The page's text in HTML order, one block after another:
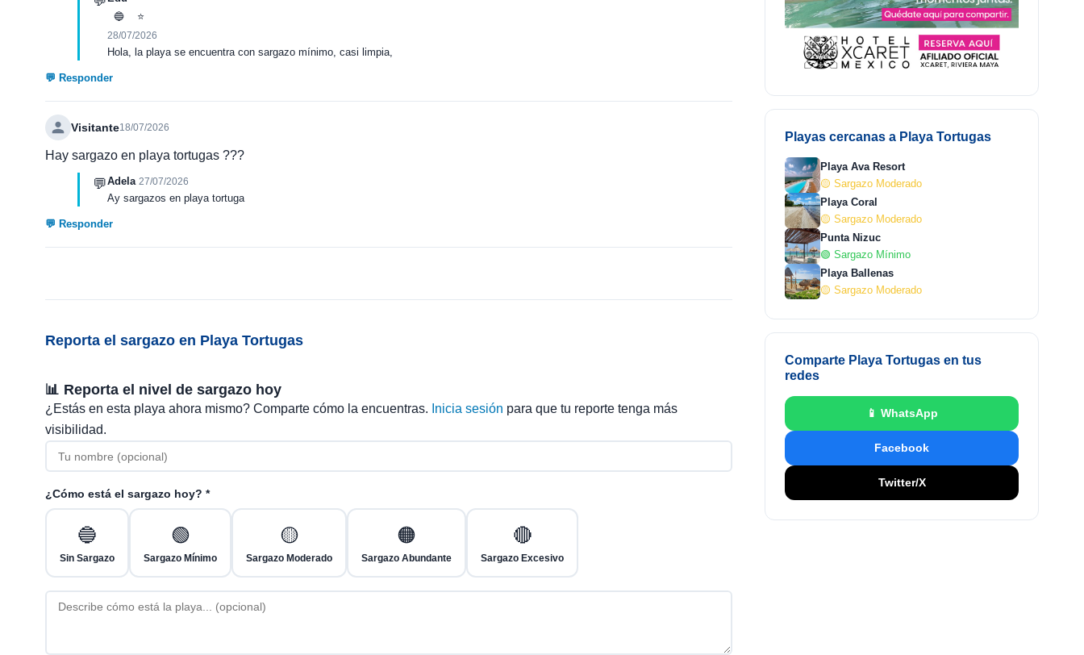
🔵
⭐
28/07/2026
Hola, la playa se encuentra con sargazo mínimo, casi limpia,
💬 Responder
Visitante18/07/2026
Hay sargazo en playa tortugas ???
💬Adela 27/07/2026
Ay sargazos en playa tortuga
💬 Responder
Reporta el sargazo en Playa Tortugas
📊 Reporta el nivel de sargazo hoy
¿Estás en esta playa ahora mismo? Comparte cómo la encuentras. Inicia sesión para que tu reporte tenga más
visibilidad.
¿Cómo está el sargazo hoy? *
🔵
Sin Sargazo
🟢
Sargazo Mínimo
🟡
Sargazo Moderado
🟠
Sargazo Abundante
🔴
Sargazo Excesivo
Playas cercanas a Playa Tortugas
Playa Ava Resort
🟡 Sargazo Moderado
Playa Coral
🟡 Sargazo Moderado
Punta Nizuc
🟢 Sargazo Mínimo
Playa Ballenas
🟡 Sargazo Moderado
Comparte Playa Tortugas en tus
redes
📱 WhatsApp
Facebook
Twitter/X